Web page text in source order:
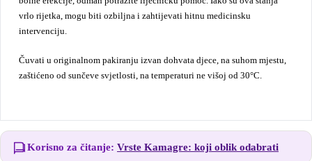
vrlo rijetka, mogu biti ozbiljna i zahtijevati hitnu medicinsku
intervenciju.
Čuvati u originalnom pakiranju izvan dohvata djece, na suhom mjestu,
zaštićeno od sunčeve svjetlosti, na temperaturi ne višoj od 30°C.
Korisno za čitanje: Vrste Kamagre: koji oblik odabrati